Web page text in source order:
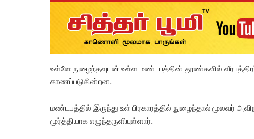
உள்ளே நுழைந்தவுடன் உள்ள மண்டபத்தின் தூண்களில்
காணப்படுகின்றன.
மண்டபத்தில் இருந்து உள் பிரகாரத்தில் நுழைந்தால் மூலவர்
மூர்த்தியாக எழுந்தருளியுள்ளார்.